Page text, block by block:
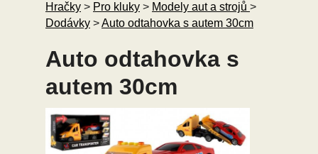
Hračky > Pro kluky > Modely aut a strojů >
Dodávky >Auto odtahovka s autem 30cm
Auto odtahovka s
autem 30cm